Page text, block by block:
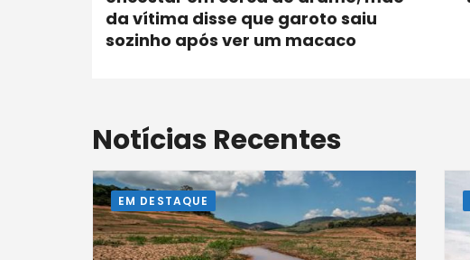
da vítima disse que garoto saiu
sozinho após ver um macaco
Notícias Recentes
EM DESTAQUE